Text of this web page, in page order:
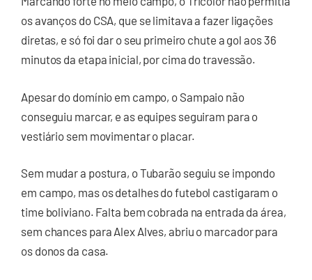
os avanços do CSA, que se limitava a fazer ligações
diretas, e só foi dar o seu primeiro chute a gol aos 36
minutos da etapa inicial, por cima do travessão.
Apesar do domínio em campo, o Sampaio não
conseguiu marcar, e as equipes seguiram para o
vestiário sem movimentar o placar.
Sem mudar a postura, o Tubarão seguiu se impondo
em campo, mas os detalhes do futebol castigaram o
time boliviano. Falta bem cobrada na entrada da área,
sem chances para Alex Alves, abriu o marcador para
os donos da casa.